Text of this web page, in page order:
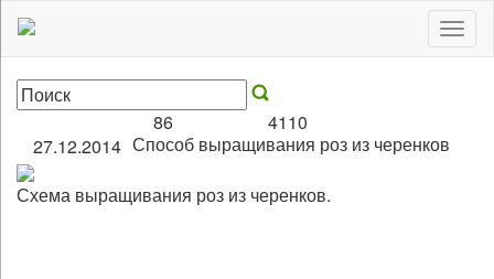
27.12.2014
86
4110
Способ выращивания роз из черенков
Схема выращивания роз из черенков.